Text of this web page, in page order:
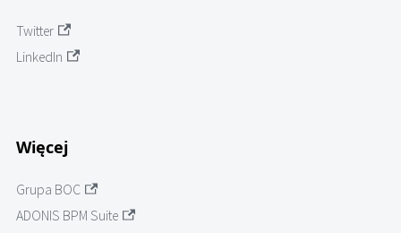
Twitter
LinkedIn
Więcej
Grupa BOC
ADONIS BPM Suite